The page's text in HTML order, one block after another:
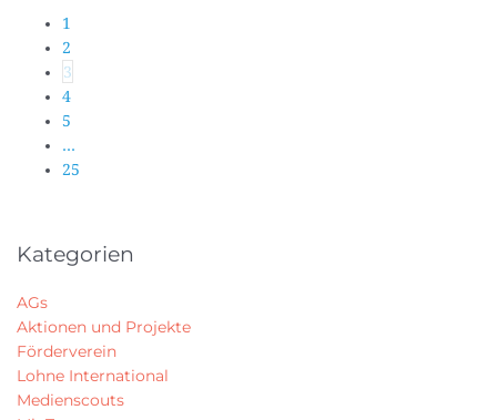
1
2
3
4
5
…
25
Kategorien
AGs
Aktionen und Projekte
Förderverein
Lohne International
Medienscouts